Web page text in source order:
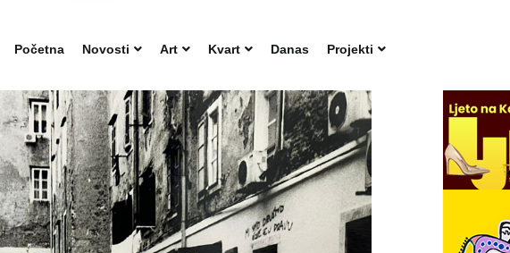
Početna
Novosti Art Kvart Danas Projekti